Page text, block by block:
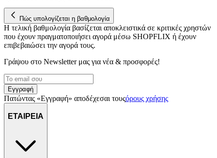
στη συσκευή σας, με σκοπό την προβολή εξατομικευμένων
διαφημίσεων και περιεχομένου, τις μετρήσεις σχετικά με
διαφημίσεις και περιεχόμενο, την καλύτερη εικόνα του κοινού
μας και την ανάπτυξη προϊόντων. Επίσης, κοινοποιούμε
πληροφορίες σχετικά με την από μέρους σας χρήση της
τοποθεσίας μας στους συνεργάτες μέσων κοινωνικής
δικτύωσης, διαφημίσεων και ανάλυσης.
Πώς υπολογίζεται η βαθμολογία
Η τελική βαθμολογία βασίζεται αποκλειστικά σε κριτικές χρηστών
που έχουν πραγματοποιήσει αγορά μέσω SHOPFLIX ή έχουν
επιβεβαιώσει την αγορά τους.
Γράψου στο Νewsletter μας για νέα & προσφορές!
Εγγραφή
Πατώντας «Εγγραφή» αποδέχεσαι τουςόρους χρήσης
ΕΤΑΙΡΕΙΑ